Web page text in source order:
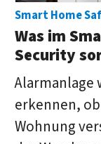
Smart Home
Was im
Security
Alarmanlage
erkennen,
Wohnung